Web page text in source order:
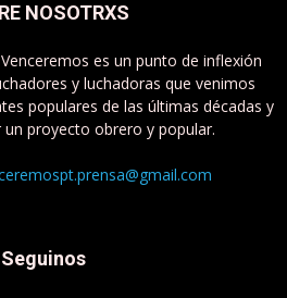
NOSOTRXS
es un punto de inflexión
y luchadoras que venimos
populares de las últimas décadas y
proyecto obrero y popular.
Seguinos